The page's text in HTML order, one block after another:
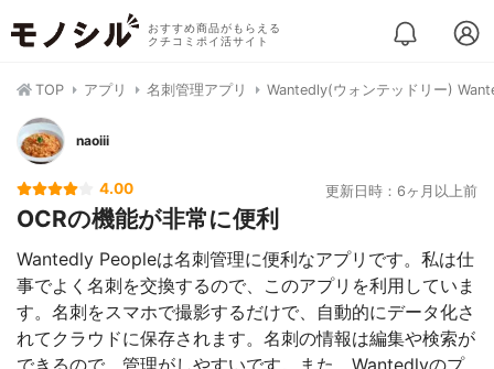
おすすめ商品がもらえる
クチコミポイ活サイト
TOP アプリ 名刺管理アプリ Wantedly(ウォンテッドリー)
naoiii
4.00 更新日時：6ヶ月以上前
OCRの機能が非常に便利
Wantedly Peopleは名刺管理に便利なアプリです。私は仕
事でよく名刺を交換するので、このアプリを利用していま
す。名刺をスマホで撮影するだけで、自動的にデータ化さ
れてクラウドに保存されます。名刺の情報は編集や検索が
できるので、管理がしやすいです。また、Wantedlyのプ